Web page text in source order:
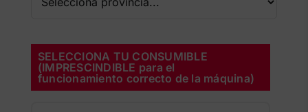
SELECCIONA TU CONSUMIBLE
(IMPRESCINDIBLE para el
funcionamiento correcto de la máquina)